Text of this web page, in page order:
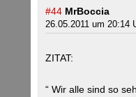
#44 MrBoccia
26.05.2011 um 20:14
ZITAT:
“ Wir alle sind so